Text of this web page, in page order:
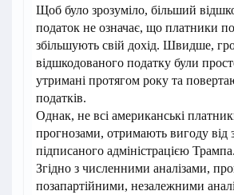
Щоб було зрозуміло, більший
податок не означає, що платники
збільшують свій дохід. Швидше,
відшкодованого податку були
утримані протягом року та
податків.
Однак, не всі американські
прогнозами, отримають вигоду від
підписаного адміністрацією Трампа.
Згідно з численними аналізами,
позапартійними, незалежними